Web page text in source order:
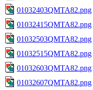
01032403QMTA82.png
01032415QMTA82.png
01032503QMTA82.png
01032515QMTA82.png
01032603QMTA82.png
01032607QMTA82.png